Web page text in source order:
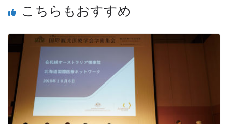
こちらもおすすめ